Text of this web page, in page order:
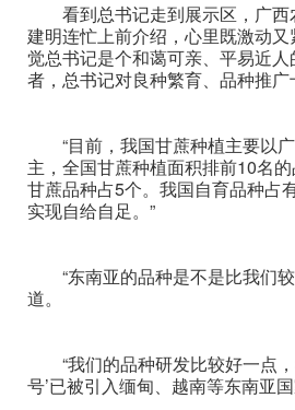
看到总书记走到展示区，广
建明连忙上前介绍，心里既激动
觉总书记是个和蔼可亲、平易近
者，总书记对良种繁育、品种推广
“目前，我国甘蔗种植主要以
主，全国甘蔗种植面积排前10名
甘蔗品种占5个。我国自育品种占
实现自给自足。”
“东南亚的品种是不是比我们
道。
“我们的品种研发比较好一点
号’已被引入缅甸、越南等东南亚